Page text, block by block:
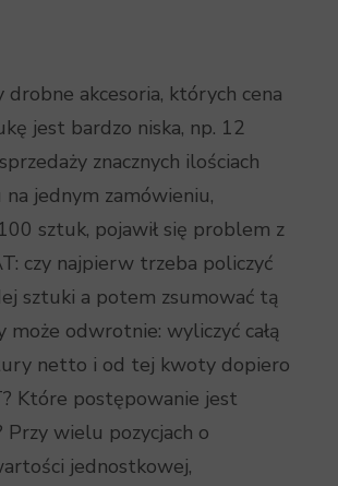
drobne akcesoria, których cena
jest bardzo niska, np. 12
znacznych ilościach
jednym zamówieniu,
sztuk, pojawił się problem z
czy najpierw trzeba policzyć
sztuki a potem zsumować tą
może odwrotnie: wyliczyć całą
netto i od tej kwoty dopiero
Które postępowanie jest
Przy wielu pozycjach o
jednostkowej,